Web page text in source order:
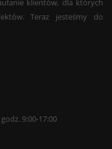
klientów, dla których
Teraz jesteśmy do
9:00-17:00